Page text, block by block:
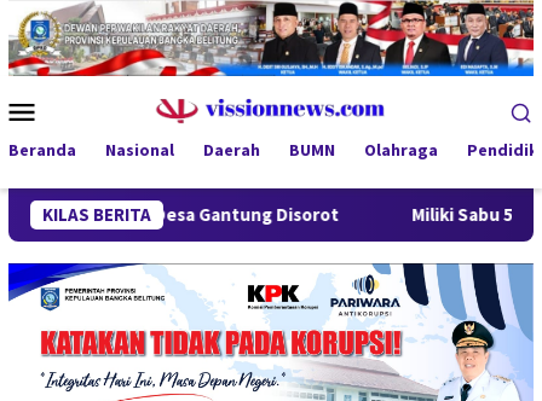
Loncat
ke
konten
Mobile
Beranda Nasional Daerah BUMN Olahraga
KILAS BERITA
Desa Gantung Disorot Miliki Sabu 50 Gram, IRT di